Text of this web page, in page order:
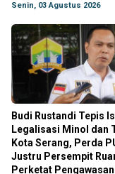
Senin, 03 Agustus 2026
Budi Rustandi Tepis
Legalisasi Minol dan
Kota Serang, Perda
Justru Persempit
Perketat Pengawasan